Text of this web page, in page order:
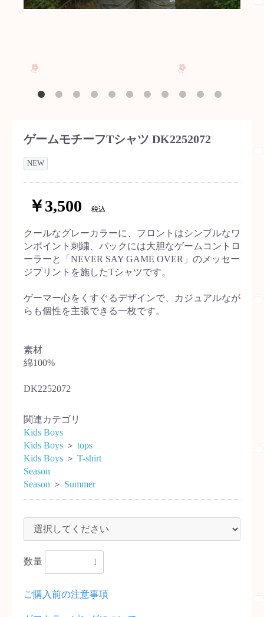
ゲームモチーフTシャツ DK2252072
NEW
￥3,500 税込
クールなグレーカラーに、フロントはシンプルなワ
ンポイント刺繍、バックには大胆なゲームコントロ
ーラーと「NEVER SAY GAME OVER」のメッセー
ジプリントを施したTシャツです。
ゲーマー心をくすぐるデザインで、カジュアルなが
らも個性を主張できる一枚です。
素材
綿100%
DK2252072
関連カテゴリ
Kids Boys
Kids Boys ＞ tops
Kids Boys ＞ T-shirt
Season
Season ＞ Summer
数量
ご購入前の注意事項